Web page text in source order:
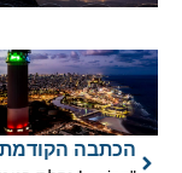
הכתבה הקודמת